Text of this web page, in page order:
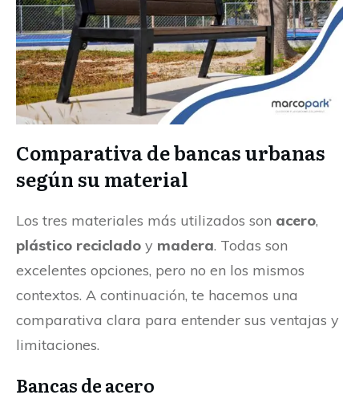
Comparativa de bancas urbanas
según su material
Los tres materiales más utilizados son acero,
plástico reciclado y madera. Todas son
excelentes opciones, pero no en los mismos
contextos. A continuación, te hacemos una
comparativa clara para entender sus ventajas y
limitaciones.
Bancas de acero